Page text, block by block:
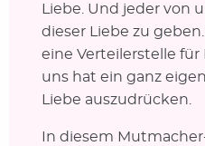
Liebe. Und jeder von
dieser Liebe zu
eine Verteilerstelle für
uns hat ein ganz
Liebe auszudrücken.
In diesem